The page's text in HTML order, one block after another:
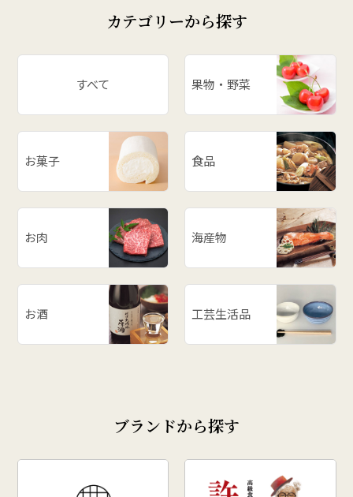
カテゴリーから探す
すべて 果物・野菜
お菓子 食品
お肉 海産物
お酒 工芸生活品
ブランドから探す